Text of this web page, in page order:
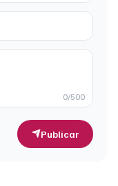
0/500
Publicar